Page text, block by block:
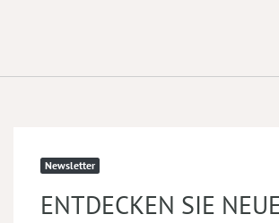
Newsletter
ENTDECKEN SIE